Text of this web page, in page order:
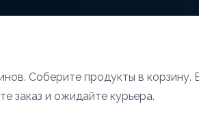
Соберите продукты в корзину.
заказ и ожидайте курьера.